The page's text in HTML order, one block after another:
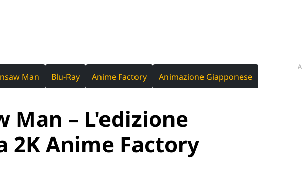
Man Blu-Ray Anime Factory Animazione Giapponese
Man – L'edizione
2K Anime Factory